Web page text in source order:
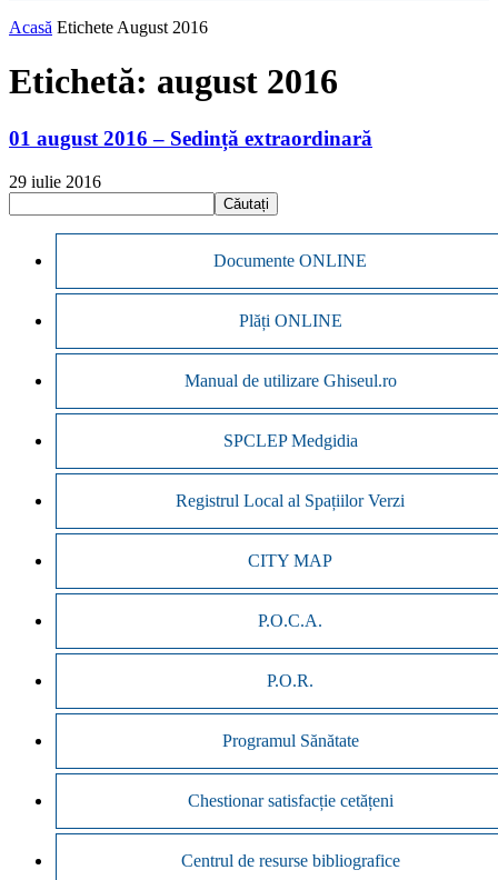
Acasă Etichete August 2016
Etichetă: august 2016
01 august 2016 – Sedință extraordinară
29 iulie 2016
Documente ONLINE
Plăți ONLINE
Manual de utilizare Ghiseul.ro
SPCLEP Medgidia
Registrul Local al Spațiilor Verzi
CITY MAP
P.O.C.A.
P.O.R.
Programul Sănătate
Chestionar satisfacție cetățeni
Centrul de resurse bibliografice